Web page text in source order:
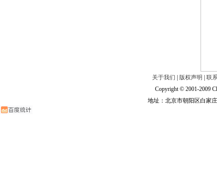
关于我们 版权声明
联
Copyright © 2001-2009
地址：北京市朝阳区白家